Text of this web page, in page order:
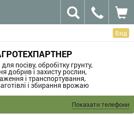
Вхід
для посіву, обробітку грунту,
добрив і захисту рослин,
і транспортування,
і збирання врожаю
Показати телефони